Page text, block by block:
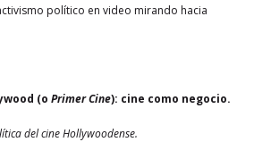
político en video mirando hacia
(oPrimer Cine): cine como negocio.
del cine Hollywoodense.